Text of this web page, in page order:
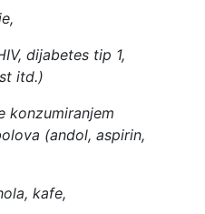
dijabetes tip 1,
itd.)
konzumiranjem
(andol, aspirin,
kafe,